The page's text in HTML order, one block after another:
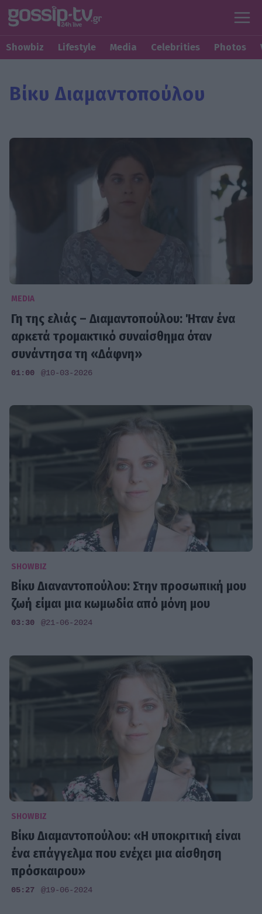
Showbiz Lifestyle Media Celebrities Photos
Βίκυ Διαμαντοπούλου
MEDIA
Γη της ελιάς – Διαμαντοπούλου: Ήταν ένα
αρκετά τρομακτικό συναίσθημα όταν
συνάντησα τη «Δάφνη»
01:00 @10-03-2026
SHOWBIZ
Βίκυ Διαναντοπούλου: Στην προσωπική μου
ζωή είμαι μια κωμωδία από μόνη μου
03:30 @21-06-2024
SHOWBIZ
Βίκυ Διαμαντοπούλου: «Η υποκριτική είναι
ένα επάγγελμα που ενέχει μια αίσθηση
πρόσκαιρου»
05:27 @19-06-2024